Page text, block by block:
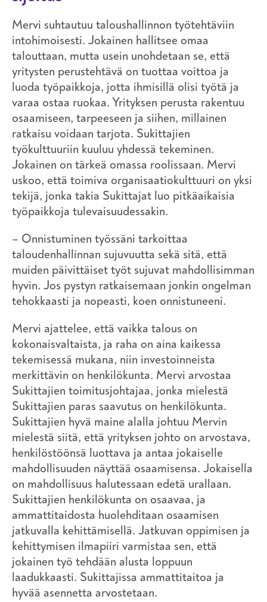
Mervi suhtautuu taloushallinnon työtehtäviin
intohimoisesti. Jokainen hallitsee omaa
talouttaan, mutta usein unohdetaan se, että
yritysten perustehtävä on tuottaa voittoa ja
luoda työpaikkoja, jotta ihmisillä olisi työtä ja
varaa ostaa ruokaa. Yrityksen perusta rakentuu
osaamiseen, tarpeeseen ja siihen, millainen
ratkaisu voidaan tarjota. Sukittajien
työkulttuuriin kuuluu yhdessä tekeminen.
Jokainen on tärkeä omassa roolissaan. Mervi
uskoo, että toimiva organisaatiokulttuuri on yksi
tekijä, jonka takia Sukittajat luo pitkäaikaisia
työpaikkoja tulevaisuudessakin.
– Onnistuminen työssäni tarkoittaa
taloudenhallinnan sujuvuutta sekä sitä, että
muiden päivittäiset työt sujuvat mahdollisimman
hyvin. Jos pystyn ratkaisemaan jonkin ongelman
tehokkaasti ja nopeasti, koen onnistuneeni.
Mervi ajattelee, että vaikka talous on
kokonaisvaltaista, ja raha on aina kaikessa
tekemisessä mukana, niin investoinneista
merkittävin on henkilökunta. Mervi arvostaa
Sukittajien toimitusjohtajaa, jonka mielestä
Sukittajien paras saavutus on henkilökunta.
Sukittajien hyvä maine alalla johtuu Mervin
mielestä siitä, että yrityksen johto on arvostava,
henkilöstöönsä luottava ja antaa jokaiselle
mahdollisuuden näyttää osaamisensa. Jokaisella
on mahdollisuus halutessaan edetä urallaan.
Sukittajien henkilökunta on osaavaa, ja
ammattitaidosta huolehditaan osaamisen
jatkuvalla kehittämisellä. Jatkuvan oppimisen ja
kehittymisen ilmapiiri varmistaa sen, että
jokainen työ tehdään alusta loppuun
laadukkaasti. Sukittajissa ammattitaitoa ja
hyvää asennetta arvostetaan.